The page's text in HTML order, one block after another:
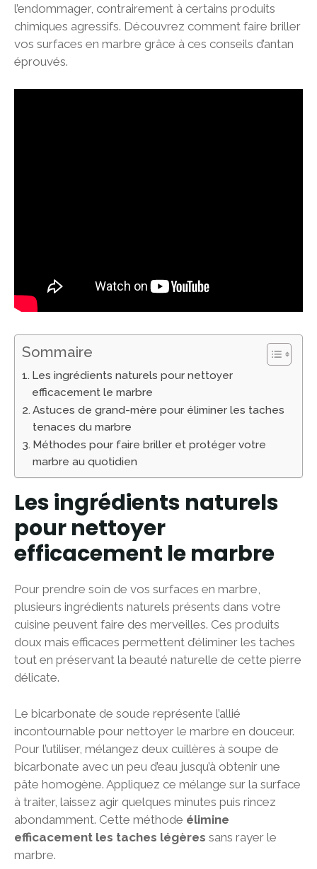
l’endommager, contrairement à certains produits
chimiques agressifs. Découvrez comment faire briller
vos surfaces en marbre grâce à ces conseils d’antan
éprouvés.
Sommaire
Les ingrédients naturels pour nettoyer
efficacement le marbre
Astuces de grand-mère pour éliminer les taches
tenaces du marbre
Méthodes pour faire briller et protéger votre
marbre au quotidien
Les ingrédients naturels
pour nettoyer
efficacement le marbre
Pour prendre soin de vos surfaces en marbre,
plusieurs ingrédients naturels présents dans votre
cuisine peuvent faire des merveilles. Ces produits
doux mais efficaces permettent d’éliminer les taches
tout en préservant la beauté naturelle de cette pierre
délicate.
Le bicarbonate de soude représente l’allié
incontournable pour nettoyer le marbre en douceur.
Pour l’utiliser, mélangez deux cuillères à soupe de
bicarbonate avec un peu d’eau jusqu’à obtenir une
pâte homogène. Appliquez ce mélange sur la surface
à traiter, laissez agir quelques minutes puis rincez
abondamment. Cette méthode élimine
efficacement les taches légères sans rayer le
marbre.